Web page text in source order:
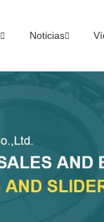
Noticias